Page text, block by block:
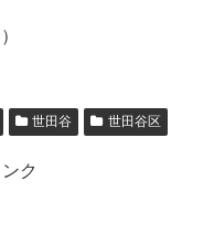
世田谷 世田谷区
ク